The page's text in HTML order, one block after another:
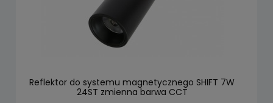
Reflektor do systemu magnetycznego SHIFT 7W
24ST zmienna barwa CCT